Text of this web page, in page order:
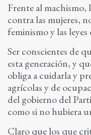
Frente al machismo,
contra las mujeres,
feminismo y las
Ser conscientes de
esta generación, y
obliga a cuidarla y
agrícolas y de
del gobierno del
como si no hubiera
Claro que los que